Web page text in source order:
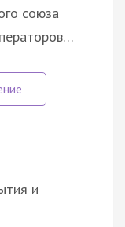
союза
и